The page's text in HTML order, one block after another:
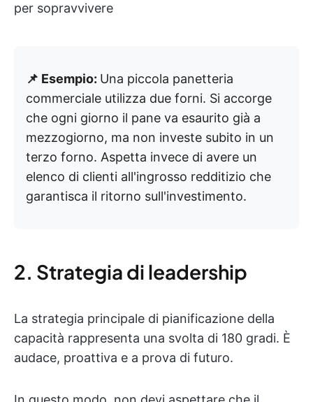
per sopravvivere
📌 Esempio: Una piccola panetteria
commerciale utilizza due forni. Si accorge
che ogni giorno il pane va esaurito già a
mezzogiorno, ma non investe subito in un
terzo forno. Aspetta invece di avere un
elenco di clienti all'ingrosso redditizio che
garantisca il ritorno sull'investimento.
2. Strategia di leadership
La strategia principale di pianificazione della
capacità rappresenta una svolta di 180 gradi. È
audace, proattiva e a prova di futuro.